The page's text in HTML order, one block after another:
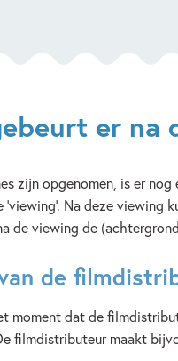
er na
zijn opgenomen, is er
‘viewing’. Na deze
de viewing de
de
moment dat de
filmdistributeur maakt